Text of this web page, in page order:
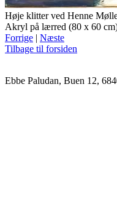
Høje klitter ved Henne
Akryl på lærred (80 x 60
Forrige | Næste
Tilbage til forsiden
Ebbe Paludan, Buen 12,